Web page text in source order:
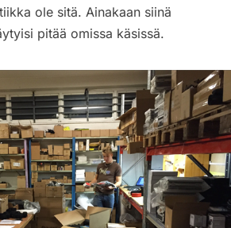
ole sitä. Ainakaan siinä
pitää omissa käsissä.